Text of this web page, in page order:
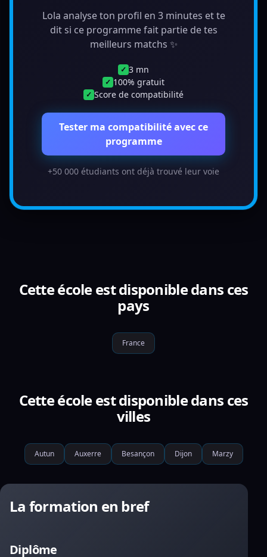
Lola analyse ton profil en 3 minutes et te
dit si ce programme fait partie de tes
meilleurs matchs ✨
✓ 3 mn
✓ 100% gratuit
✓ Score de compatibilité
Tester ma compatibilité avec ce
programme
+50 000 étudiants ont déjà trouvé leur voie
Cette école est disponible dans ces
pays
France
Cette école est disponible dans ces
villes
Autun Auxerre Besançon Dijon Marzy
La formation en bref
Diplôme